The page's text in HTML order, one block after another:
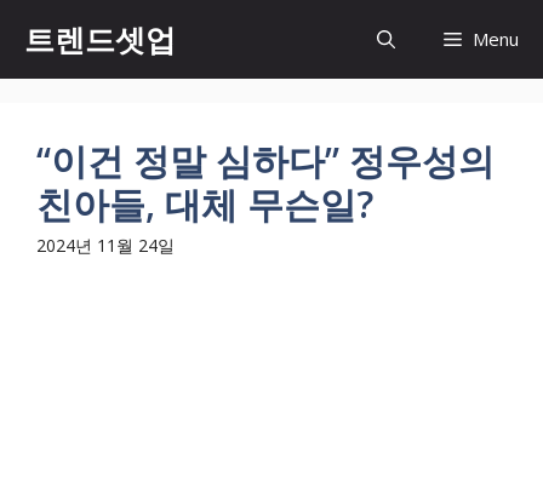
츠
트렌드셋업 Menu
“이건 정말 심하다” 정우성의
친아들, 대체 무슨일?
2024년 11월 24일